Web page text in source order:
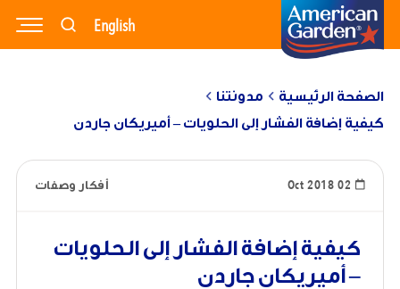
وصفاتنا
منتجاتنا
مدونتنا
نبذة عنا
تواصل معنا
English
الصفحة الرئيسية
مدونتنا
كيفية إضافة الفشار إلى الحلويات – أميريكان جاردن
02 Oct 2018 أفكار وصفات
كيفية إضافة الفشار إلى الحلويات
– أميريكان جاردن